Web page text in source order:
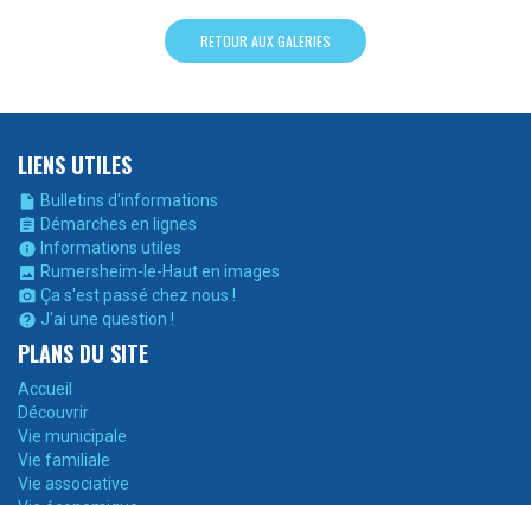
RETOUR AUX GALERIES
LIENS UTILES
 Bulletins d'informations
 Démarches en lignes
 Informations utiles
 Rumersheim-le-Haut en images
 Ça s'est passé chez nous !
 J'ai une question !
PLANS DU SITE
Accueil
Découvrir
Vie municipale
Vie familiale
Vie associative